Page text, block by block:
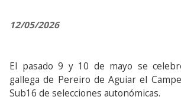
12/05/2026
El pasado 9 y 10 de mayo se
gallega de Pereiro de Aguiar el
Sub16 de selecciones autonómicas.